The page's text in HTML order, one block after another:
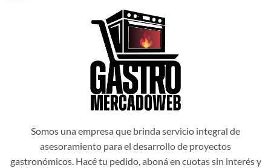
Somos una empresa que brinda servicio integral de
asesoramiento para el desarrollo de proyectos
gastronómicos. Hacé tu pedido, aboná en cuotas sin interés y